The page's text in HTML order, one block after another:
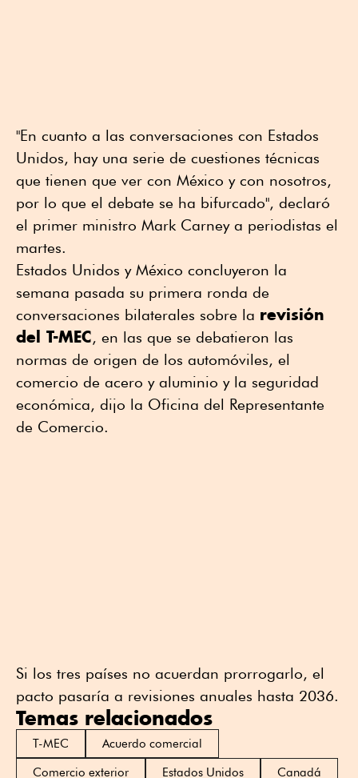
"En cuanto a las conversaciones con Estados
Unidos, hay una serie de cuestiones técnicas
que tienen que ver con México y con nosotros,
por lo que el debate se ha bifurcado", declaró
el primer ministro Mark Carney a periodistas el
martes.
Estados Unidos y México concluyeron la
semana pasada su primera ronda ⁠de
conversaciones bilaterales sobre la revisión
del T-MEC, en las que se debatieron las
normas de origen de los automóviles, el
comercio de acero y aluminio y la seguridad
económica, dijo la Oficina del Representante
de Comercio.
Si los tres países no acuerdan prorrogarlo, el
pacto pasaría a revisiones anuales hasta 2036.
Temas relacionados
T-MEC
Acuerdo comercial
Comercio exterior
Estados Unidos Canadá